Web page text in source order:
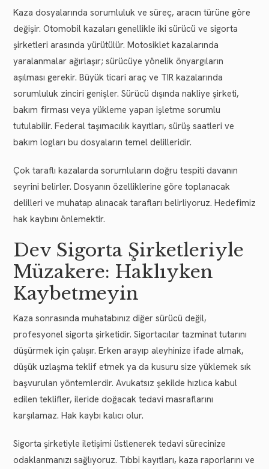
Kaza dosyalarında sorumluluk ve süreç, aracın türüne göre
değişir. Otomobil kazaları genellikle iki sürücü ve sigorta
şirketleri arasında yürütülür. Motosiklet kazalarında
yaralanmalar ağırlaşır; sürücüye yönelik önyargıların
aşılması gerekir. Büyük ticari araç ve TIR kazalarında
sorumluluk zinciri genişler. Sürücü dışında nakliye şirketi,
bakım firması veya yükleme yapan işletme sorumlu
tutulabilir. Federal taşımacılık kayıtları, sürüş saatleri ve
bakım logları bu dosyaların temel delilleridir.
Çok taraflı kazalarda sorumluların doğru tespiti davanın
seyrini belirler. Dosyanın özelliklerine göre toplanacak
delilleri ve muhatap alınacak tarafları belirliyoruz. Hedefimiz
hak kaybını önlemektir.
Dev Sigorta Şirketleriyle
Müzakere: Haklıyken
Kaybetmeyin
Kaza sonrasında muhatabınız diğer sürücü değil,
profesyonel sigorta şirketidir. Sigortacılar tazminat tutarını
düşürmek için çalışır. Erken arayıp aleyhinize ifade almak,
düşük uzlaşma teklif etmek ya da kusuru size yüklemek sık
başvurulan yöntemlerdir. Avukatsız şekilde hızlıca kabul
edilen teklifler, ileride doğacak tedavi masraflarını
karşılamaz. Hak kaybı kalıcı olur.
Sigorta şirketiyle iletişimi üstlenerek tedavi sürecinize
odaklanmanızı sağlıyoruz. Tıbbi kayıtları, kaza raporlarını ve